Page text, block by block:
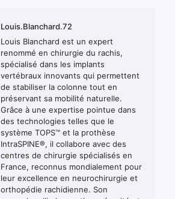
Louis.Blanchard.72
Louis Blanchard est un expert
renommé en chirurgie du rachis,
spécialisé dans les implants
vertébraux innovants qui permettent
de stabiliser la colonne tout en
préservant sa mobilité naturelle.
Grâce à une expertise pointue dans
des technologies telles que le
système TOPS™ et la prothèse
IntraSPINE®, il collabore avec des
centres de chirurgie spécialisés en
France, reconnus mondialement pour
leur excellence en neurochirurgie et
orthopédie rachidienne. Son